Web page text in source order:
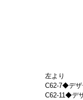
左より
C62-7◆デザ
C62-11◆デ